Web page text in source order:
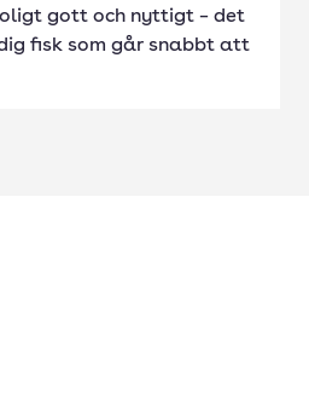
gott och nyttigt – det
fisk som går snabbt att